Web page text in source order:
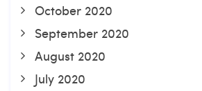
October 2020
September 2020
August 2020
July 2020